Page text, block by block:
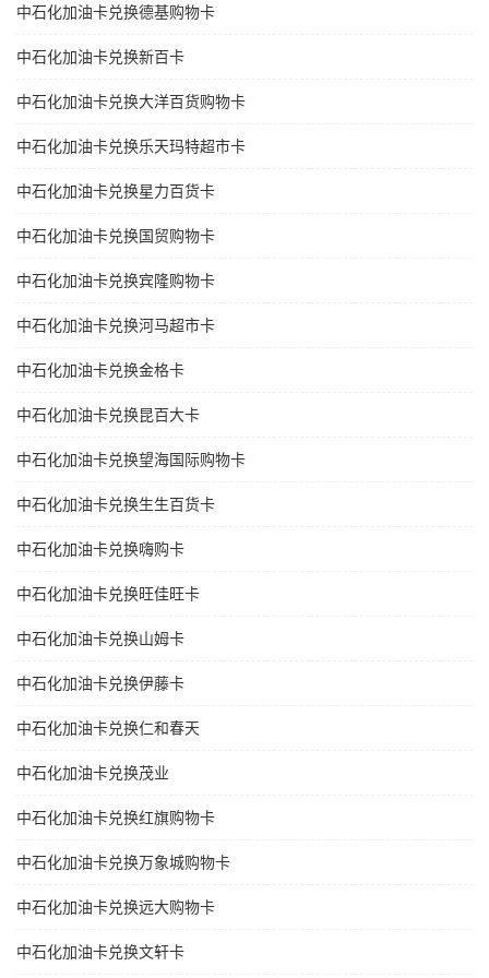
中石化加油卡兑换德基购物卡
中石化加油卡兑换新百卡
中石化加油卡兑换大洋百货购物卡
中石化加油卡兑换乐天玛特超市卡
中石化加油卡兑换星力百货卡
中石化加油卡兑换国贸购物卡
中石化加油卡兑换宾隆购物卡
中石化加油卡兑换河马超市卡
中石化加油卡兑换金格卡
中石化加油卡兑换昆百大卡
中石化加油卡兑换望海国际购物卡
中石化加油卡兑换生生百货卡
中石化加油卡兑换嗨购卡
中石化加油卡兑换旺佳旺卡
中石化加油卡兑换山姆卡
中石化加油卡兑换伊藤卡
中石化加油卡兑换仁和春天
中石化加油卡兑换茂业
中石化加油卡兑换红旗购物卡
中石化加油卡兑换万象城购物卡
中石化加油卡兑换远大购物卡
中石化加油卡兑换文轩卡